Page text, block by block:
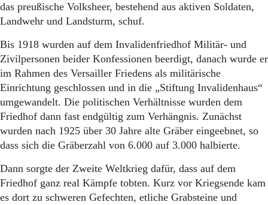
das preußische Volksheer, bestehend aus aktiven Soldaten,
Landwehr und Landsturm, schuf.
Bis 1918 wurden auf dem Invalidenfriedhof Militär- und
Zivilpersonen beider Konfessionen beerdigt, danach wurde er
im Rahmen des Versailler Friedens als militärische
Einrichtung geschlossen und in die „Stiftung Invalidenhaus“
umgewandelt. Die politischen Verhältnisse wurden dem
Friedhof dann fast endgültig zum Verhängnis. Zunächst
wurden nach 1925 über 30 Jahre alte Gräber eingeebnet, so
dass sich die Gräberzahl von 6.000 auf 3.000 halbierte.
Dann sorgte der Zweite Weltkrieg dafür, dass auf dem
Friedhof ganz real Kämpfe tobten. Kurz vor Kriegsende kam
es dort zu schweren Gefechten, etliche Grabsteine und